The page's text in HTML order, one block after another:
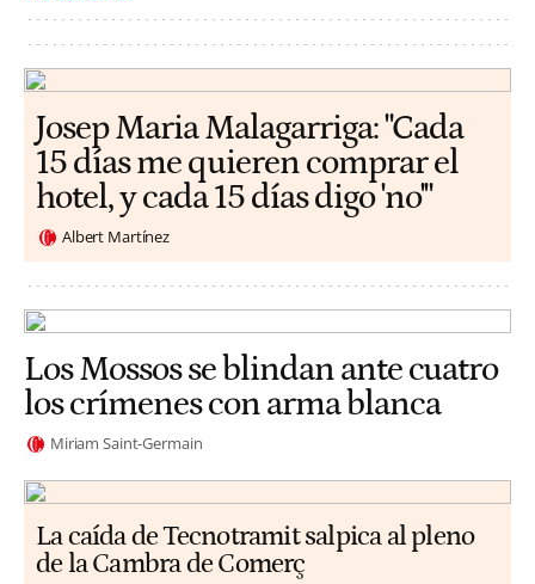
​​Josep Maria Malagarriga: "Cada
15 días me quieren comprar el
hotel, y cada 15 días digo 'no'"
Albert Martínez
Los Mossos se blindan ante cuatro
los crímenes con arma blanca
Miriam Saint-Germain
La caída de Tecnotramit salpica al pleno
de la Cambra de Comerç